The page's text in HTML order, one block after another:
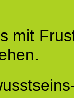
mit